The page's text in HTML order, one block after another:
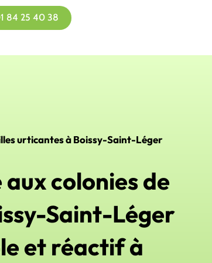
84 25 40 38
urticantes à Boissy-Saint-Léger
colonies de
Saint-Léger
et réactif à